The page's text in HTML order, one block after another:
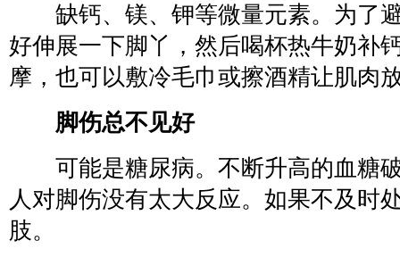
缺钙、镁、钾等微量元素。为了
好伸展一下脚丫，然后喝杯热牛奶补
摩，也可以敷冷毛巾或擦酒精让肌肉
脚伤总不见好
可能是糖尿病。不断升高的血糖
人对脚伤没有太大反应。如果不及时
肢。